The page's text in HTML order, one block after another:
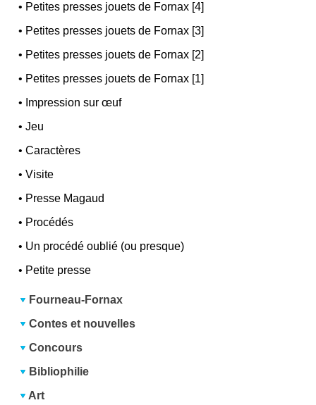
• Petites presses jouets de Fornax [4]
• Petites presses jouets de Fornax [3]
• Petites presses jouets de Fornax [2]
• Petites presses jouets de Fornax [1]
• Impression sur œuf
•Jeu
•Caractères
•Visite
• Presse Magaud
• Procédés
• Un procédé oublié (ou presque)
• Petite presse
Fourneau-Fornax
Contes et nouvelles
Concours
Bibliophilie
Art